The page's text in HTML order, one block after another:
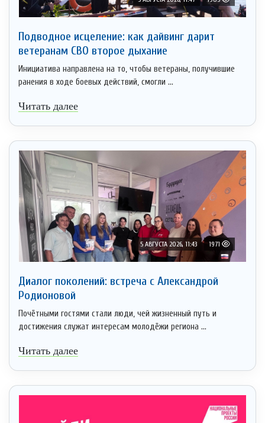
Подводное исцеление: как дайвинг дарит
ветеранам СВО второе дыхание
Инициатива направлена на то, чтобы ветераны, получившие
ранения в ходе боевых действий, смогли ...
Читать далее
5 АВГУСТА 2026, 11:43 1971
Диалог поколений: встреча с Александрой
Родионовой
Почётными гостями стали люди, чей жизненный путь и
достижения служат интересам молодёжи региона ...
Читать далее